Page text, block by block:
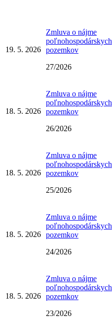
19. 5. 2026
Zmluva o nájme
poľnohospodárskych
pozemkov
27/2026
18. 5. 2026
Zmluva o nájme
poľnohospodárskych
pozemkov
26/2026
18. 5. 2026
Zmluva o nájme
poľnohospodárskych
pozemkov
25/2026
18. 5. 2026
Zmluva o nájme
poľnohospodárskych
pozemkov
24/2026
18. 5. 2026
Zmluva o nájme
poľnohospodárskych
pozemkov
23/2026